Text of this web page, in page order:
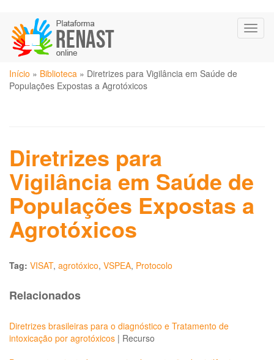
para
conteúdo
principal
Você
está
Início » Biblioteca » Diretrizes para Vigilância em Saúde de
Populações Expostas a Agrotóxicos
Diretrizes para
Vigilância em Saúde de
Populações Expostas a
Agrotóxicos
Tag: VISAT, agrotóxico, VSPEA, Protocolo
Relacionados
Diretrizes brasileiras para o diagnóstico e Tratamento de
intoxicação por agrotóxicos | Recurso